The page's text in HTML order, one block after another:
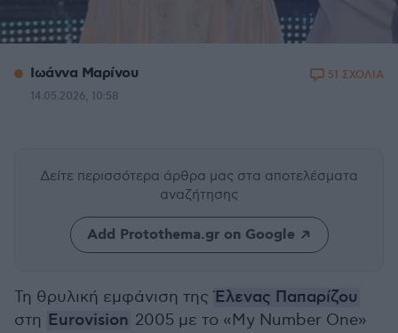
Ιωάννα Μαρίνου
14.05.2026, 10:58
51 ΣΧΟΛΙΑ
Δείτε περισσότερα άρθρα μας στα αποτελέσματα
αναζήτησης
Add Protothema.gr on Google
Τη θρυλική εμφάνιση τηςΈλενας Παπαρίζου
στη Eurovision 2005 με το «My Number One»